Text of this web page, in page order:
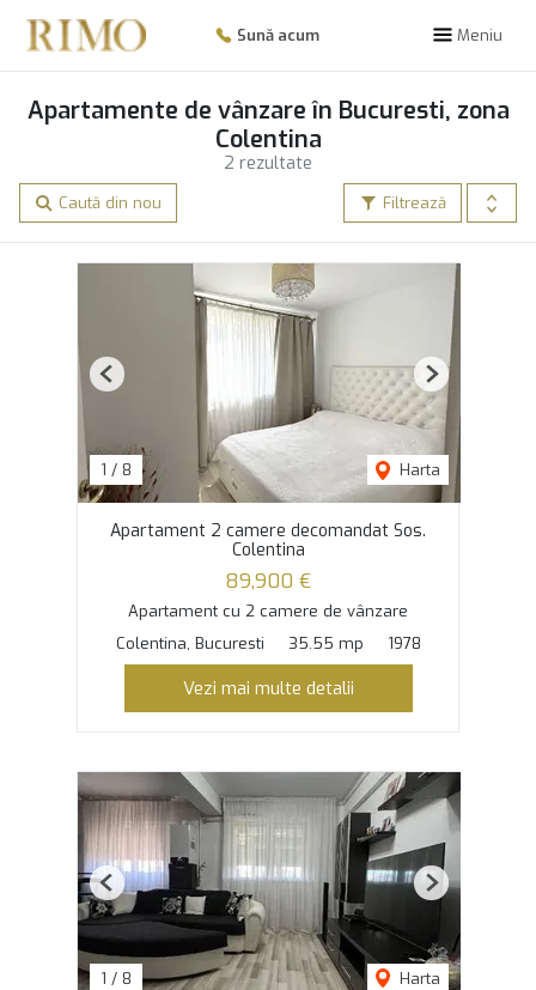
Sună acum Meniu
2 rezultate
Apartamente de vânzare în Bucuresti, zona
Colentina
Filtrează
Caută din nou
1 / 8 Harta
Previous Next
Apartament 2 camere decomandat Sos.
Colentina
89,900 €
Apartament cu 2 camere de vânzare
Colentina, Bucuresti
35.55 mp 1978
Vezi mai multe detalii
1 / 8 Harta
Previous Next